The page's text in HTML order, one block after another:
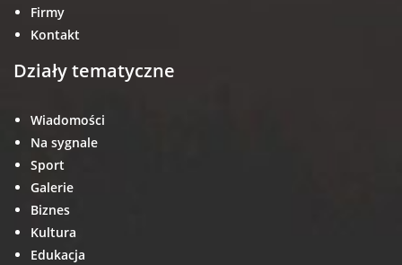
Firmy
Kontakt
Działy tematyczne
Wiadomości
Na sygnale
Sport
Galerie
Biznes
Kultura
Edukacja